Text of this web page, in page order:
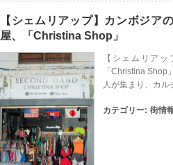
【シェムリアップ】カンボジア
屋、「Christina Shop」
【シェムリア
「Christina
人が集まり、カ
カテゴリー: 街情